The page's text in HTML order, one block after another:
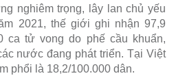
nghiêm trọng, lây lan chủ yếu
2021, thế giới ghi nhận 97,9
ca tử vong do phế cầu khuẩn,
nước đang phát triển. Tại Việt
phổi là 18,2/100.000 dân.